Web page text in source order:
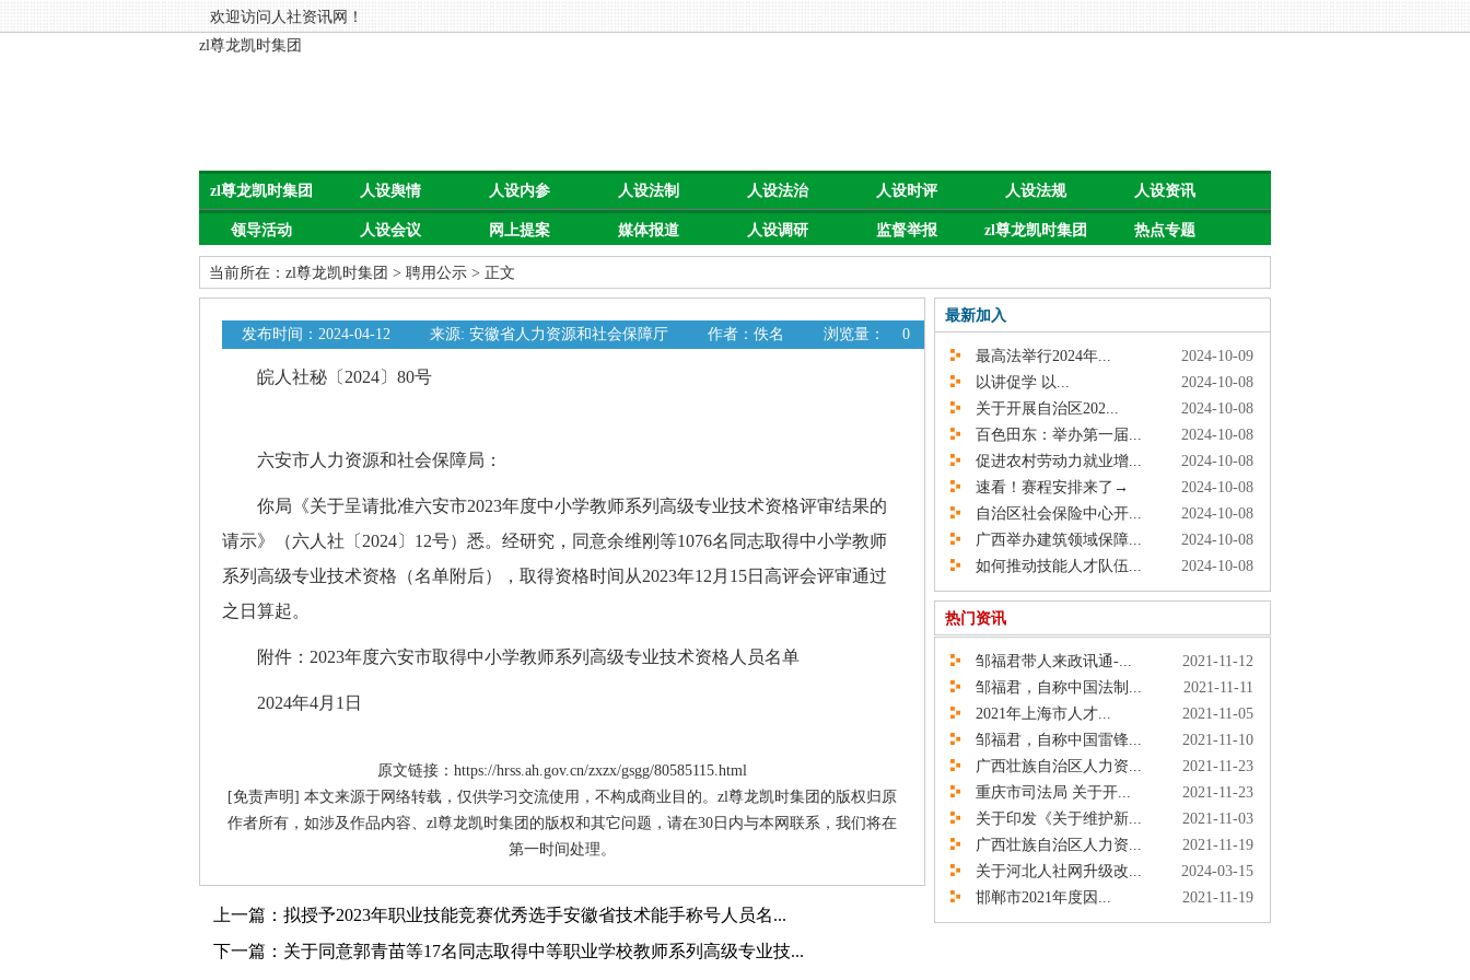
欢迎访问人社资讯网！
zl尊龙凯时集团
zl尊龙凯时集团 人设舆情 人设内参 人设法制 人设法治 人设时评 人设法规 人设资讯
领导活动 人设会议 网上提案 媒体报道 人设调研 监督举报 zl尊龙凯时集团 热点专题
当前所在： zl尊龙凯时集团 > 聘用公示 > 正文
发布时间：2024-04-12 来源: 安徽省人力资源和社会保障厅 作者：佚名 浏览量： 0
皖人社秘〔2024〕80号
六安市人力资源和社会保障局：
你局《关于呈请批准六安市2023年度中小学教师系列高级专业技术资格评审结果的
请示》（六人社〔2024〕12号）悉。经研究，同意余维刚等1076名同志取得中小学教师
系列高级专业技术资格（名单附后），取得资格时间从2023年12月15日高评会评审通过
之日算起。
附件：2023年度六安市取得中小学教师系列高级专业技术资格人员名单
2024年4月1日
原文链接：https://hrss.ah.gov.cn/zxzx/gsgg/80585115.html
[免责声明] 本文来源于网络转载，仅供学习交流使用，不构成商业目的。zl尊龙凯时集团的版权归原
作者所有，如涉及作品内容、zl尊龙凯时集团的版权和其它问题，请在30日内与本网联系，我们将在
第一时间处理。
上一篇：拟授予2023年职业技能竞赛优秀选手安徽省技术能手称号人员名...
下一篇：关于同意郭青苗等17名同志取得中等职业学校教师系列高级专业技...
最新加入
最高法举行2024年...
2024-10-09
以讲促学 以...
2024-10-08
关于开展自治区202...
2024-10-08
百色田东：举办第一届...
2024-10-08
促进农村劳动力就业增...
2024-10-08
速看！赛程安排来了→
2024-10-08
自治区社会保险中心开...
2024-10-08
广西举办建筑领域保障...
2024-10-08
如何推动技能人才队伍...
2024-10-08
热门资讯
邹福君带人来政讯通-...
2021-11-12
邹福君，自称中国法制...
2021-11-11
2021年上海市人才...
2021-11-05
邹福君，自称中国雷锋...
2021-11-10
广西壮族自治区人力资...
2021-11-23
重庆市司法局 关于开...
2021-11-23
关于印发《关于维护新...
2021-11-03
广西壮族自治区人力资...
2021-11-19
关于河北人社网升级改...
2024-03-15
邯郸市2021年度因...
2021-11-19